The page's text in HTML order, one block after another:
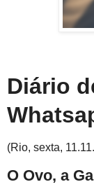
Diário
(Rio, sexta,
O Ovo, a